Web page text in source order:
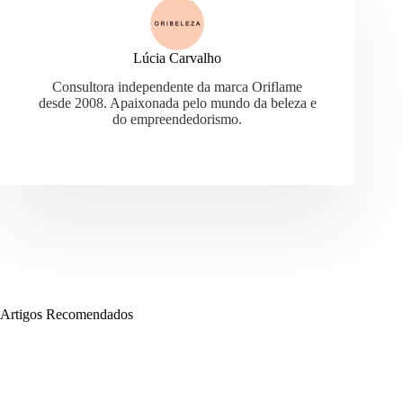
Lúcia Carvalho
Consultora independente da marca Oriflame
desde 2008. Apaixonada pelo mundo da beleza e
do empreendedorismo.
Artigos Recomendados